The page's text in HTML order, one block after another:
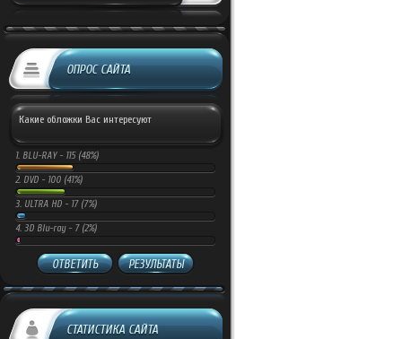
ОПРОС САЙТА
Какие обложки Вас интересуют
1. BLU-RAY - 115 (48%)
2. DVD - 100 (41%)
3. ULTRA HD - 17 (7%)
4. 3D Blu-ray - 7 (2%)
ОТВЕТИТЬ РЕЗУЛЬТАТЫ
СТАТИСТИКА САЙТА